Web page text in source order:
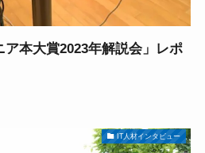
本大賞2023年解説会」レポ
IT人材インタビュー